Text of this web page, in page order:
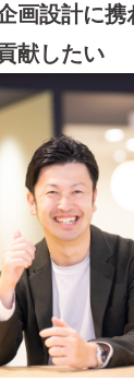
画設計に携
献したい